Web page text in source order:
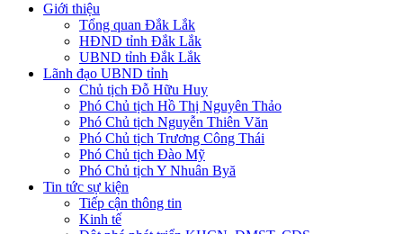
Giới thiệu
Tổng quan Đắk Lắk
HĐND tỉnh Đắk Lắk
UBND tỉnh Đắk Lắk
Lãnh đạo UBND tỉnh
Chủ tịch Đỗ Hữu Huy
Phó Chủ tịch Hồ Thị Nguyên Thảo
Phó Chủ tịch Nguyễn Thiên Văn
Phó Chủ tịch Trương Công Thái
Phó Chủ tịch Đào Mỹ
Phó Chủ tịch Y Nhuân Byă
Tin tức sự kiện
Tiếp cận thông tin
Kinh tế